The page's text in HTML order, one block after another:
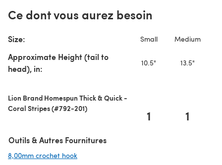
Ce dont vous aurez besoin
Size: Small Medium
Approximate Height (tail to
head), in:
10.5" 13.5"
Lion Brand Homespun Thick & Quick -
Coral Stripes (#792-201)
1 1
Outils & Autres Fournitures
8,00mm crochet hook